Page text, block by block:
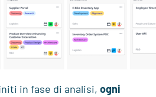
in fase di analisi, ogni